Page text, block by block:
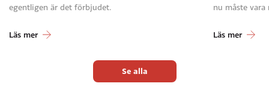
egentligen är det förbjudet.
Läs mer
nu måste vara
Läs mer
Se alla